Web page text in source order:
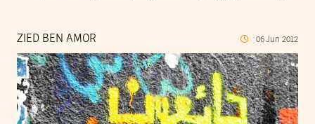
ZIED BEN AMOR 06 Jun 2012